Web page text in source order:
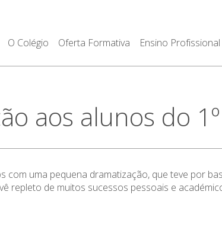
O Colégio Oferta Formativa Ensino Profissional
aos alunos do
com uma pequena dramatização, que teve por
repleto de muitos sucessos pessoais e